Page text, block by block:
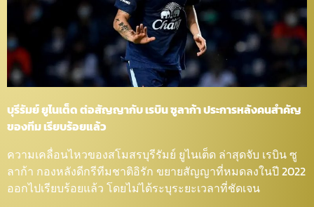
บุรีรัมย์ ยูไนเต็ด ต่อสัญญากับ เรบิน ซูลาก้า ประการหลังคนสำคัญ
ของทีม เรียบร้อยแล้ว
ความเคลื่อนไหวของสโมสรบุรีรัมย์ ยูไนเต็ด ล่าสุดจับ เรบิน ซู
ลาก้า กองหลังดีกรีทีมชาติอิรัก ขยายสัญญาที่หมดลงในปี 2022
ออกไปเรียบร้อยแล้ว โดยไม่ได้ระบุระยะเวลาที่ชัดเจน